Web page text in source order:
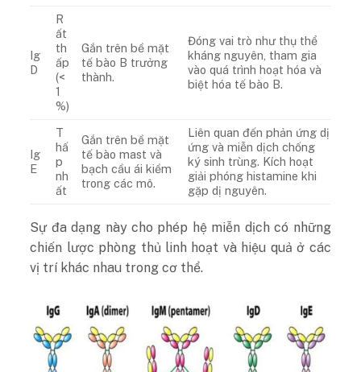
Ig
D
R
ất
th
ấp
(<
1
%)
Gắn trên bề mặt
tế bào B trưởng
thành.
Đóng vai trò như thụ thể
kháng nguyên, tham gia
vào quá trình hoạt hóa và
biệt hóa tế bào B.
Ig
E
T
hấ
p
nh
ất
Gắn trên bề mặt
tế bào mast và
bạch cầu ái kiềm
trong các mô.
Liên quan đến phản ứng dị
ứng và miễn dịch chống
ký sinh trùng. Kích hoạt
giải phóng histamine khi
gặp dị nguyên.
Sự đa dạng này cho phép hệ miễn dịch có những
chiến lược phòng thủ linh hoạt và hiệu quả ở các
vị trí khác nhau trong cơ thể.